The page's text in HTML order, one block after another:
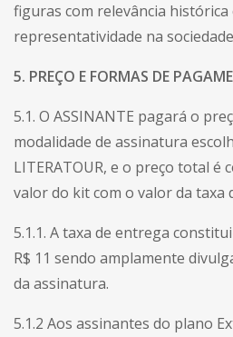
figuras com relevância
representatividade na
5. PREÇO E FORMAS DE
5.1. O ASSINANTE pagará o
modalidade de assinatura
LITERATOUR, e o preço total é
valor do kit com o valor da taxa
5.1.1. A taxa de entrega
R$ 11 sendo amplamente
da assinatura.
5.1.2 Aos assinantes do plano